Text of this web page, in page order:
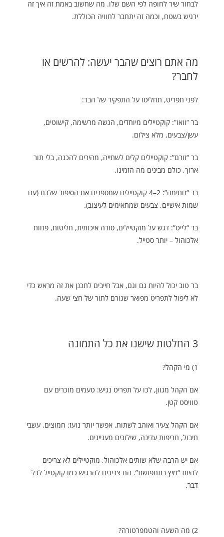
לבחור שיר לחופה לפי השם שלו. מה שחשוב באמת זה איך זה
ירגיש בשטח, וכמה זה יתחבר לחוויה הכוללת.
מה אתם רוצים שהבר יעשה: להרשים או
לחבר?
לפני תפריט, תחליטו על התפקיד של הבר:
בר “וואו”: קוקטיילים מיוחדים, הגשה מרשימה, קישוטים,
עשן/צבעים, מלא צילום.
בר “זורם”: קוקטיילים קלים לשתייה, מהירים להכנה, בלי תור
ארוך, כולם מבינים מה הזמינו.
בר “חתימה”: 2–4 קוקטיילים שמספרים את הסיפור שלכם (עם
שמות אישיים, צבעים שמתאימים לעיצוב).
בר “לייט”: דגש על מוקטיילים, סודה איכותית, חליטות, פחות
אלכוהול – יותר סטייל.
בר טוב יכול להיות גם וגם, אבל חייבים לתכנן את זה מראש כדי
לא ליפול לתפריט מפואר שגורם לתור של חצי שעה.
3 החלטות שישנו את כל התמונה
1) מי הקהל?
אם הקהל מגוון, לכו על תפריט נגיש: טעמים מוכרים עם
טוויסט קטן.
אם הקהל צעיר ואוהב לשתות, אפשר יותר נועז: חמוצים, עשבי
תיבול, חריפות עדינה, שילובים מעניינים.
אם יש הרבה שלא שותים אלכוהול, מוקטיילים לא צריכים
להיות “מיץ בתחפושת”. הם צריכים להרגיש כמו קוקטייל לכל
דבר.
2) מה השעה והטמפרטורה?